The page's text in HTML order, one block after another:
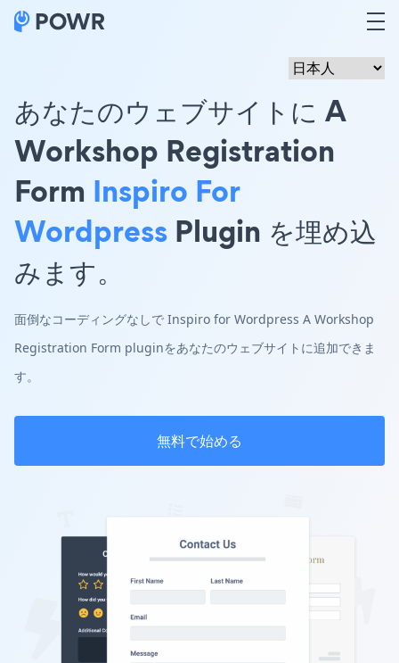
あなたのウェブサイトに A
Workshop Registration
Form Inspiro For
Wordpress Plugin を埋め込
みます。
面倒なコーディングなしで Inspiro for Wordpress A Workshop
Registration Form pluginをあなたのウェブサイトに追加できま
す。
無料で始める